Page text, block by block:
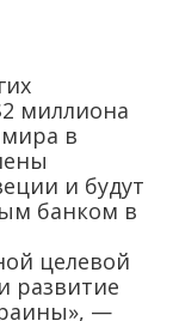
миллиона
в
и будут
банком в
целевой
развитие
—